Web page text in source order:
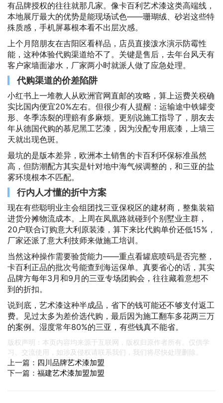
有品牌授权的往往就那几家。像卡百利艺术漆这类高端线，
本地展厅最大的优势是能现场试色——珊瑚绒、砂岩这些特
殊质感，手机屏幕根本看不出层次感。
上个月陪朋友在吉阳区看样品，店员直接泼水演示防霉性
能，这种体验代购渠道给不了。关键是售后，去年台风天有
客户家墙面渗水，厂家两小时就派人做了应急处理。
代购渠道的价差陷阱
小红书上一堆教人从欧洲官网直邮的攻略，算上运费关税确
实比国内便宜20%左右。但很少有人提醒：运输途中铁罐变
形、冬季冻裂的理赔有多麻烦。更别说施工指导了，朋友去
年从德国代购的慕尼黑工艺漆，因为没配专用底漆，上墙三
天就出现色斑。
最坑的是版本差异，欧洲本土销售的卡百利环保标准虽然
高，但防潮配方其实是针对地中海气候调整的，和三亚的盐
雾环境根本不匹配。
行内人才懂的折中方案
现在有些聪明业主会组团找三亚保税区的建材商，整集装箱
进货分摊物流成本。上周在凤凰路就碰到个别墅业主群，
20户联合订购意大利原装漆，算下来比代购单价还低15%，
厂家还派了意大利技师来做施工培训。
当然这种操作需要验货能力——重点看罐底喷码是否完整，
卡百利正品的批次号能查到海运保单。真要省心的话，其实
品牌方每年3月和9月的三亚专场团购会，往往藏着意想不
到的折扣。
说到底，艺术漆这种半成品，省下的钱可能还不够支付返工
费。见过太多为差价选代购，最后因为施工翻车多花两三万
的案例。湿度常年80%的三亚，有些钱真不能省。
版权声明：本页内容均来源于互联网，版权归原作者所有。仅供学
习、交流使用，如涉及侵权请联系我们，我们将尽快处理删除。
上一篇： 四川品牌艺术漆加盟
下一篇： 福建艺术漆加盟加盟